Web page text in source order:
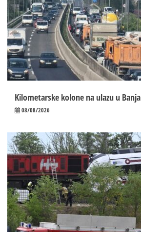
Kilometarske kolone na ulazu u
08/08/2026